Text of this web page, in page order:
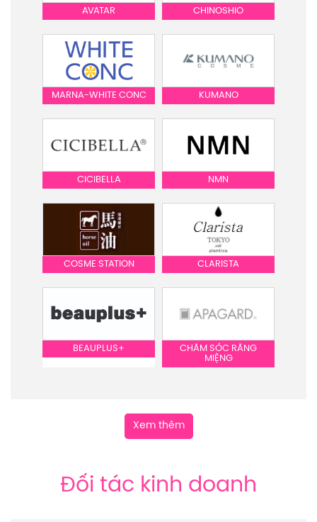
AVATAR CHINOSHIO
MARNA-WHITE CONC KUMANO
CICIBELLA NMN
COSME STATION CLARISTA
BEAUPLUS+
CHĂM SÓC RĂNG
MIỆNG
Xem thêm
Đối tác kinh doanh